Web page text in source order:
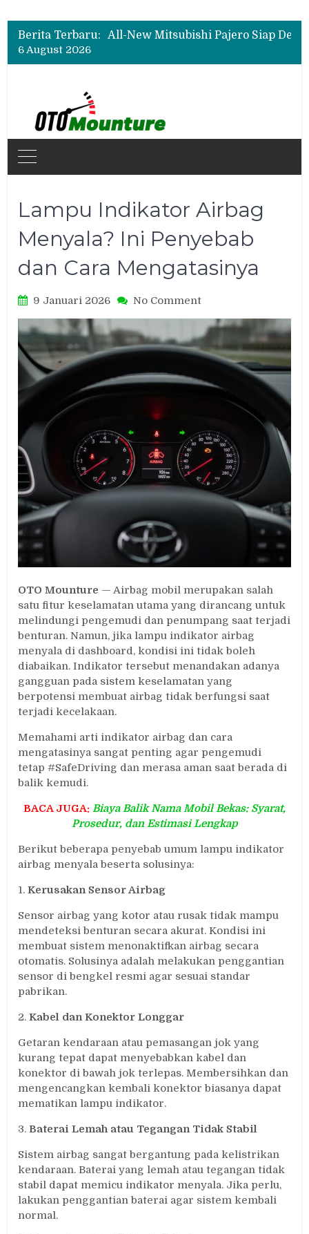
Berita Terbaru:
All-New Mitsubishi Pajero Siap Debut, Usung Kemampuan Off-Road Lebih Tangguh
Wuling Tambah Varian New Cloud EV SE, Harga Mulai Rp299 Juta
6 August 2026
Lampu Indikator Airbag
Menyala? Ini Penyebab
dan Cara Mengatasinya
9 Januari 2026 No Commenton
Indikator
Airbag
Menyala?
Penyebab
Mengatasinya
OTO Mounture — Airbag mobil merupakan salah
satu fitur keselamatan utama yang dirancang untuk
melindungi pengemudi dan penumpang saat terjadi
benturan. Namun, jika lampu indikator airbag
menyala di dashboard, kondisi ini tidak boleh
diabaikan. Indikator tersebut menandakan adanya
gangguan pada sistem keselamatan yang
berpotensi membuat airbag tidak berfungsi saat
terjadi kecelakaan.
Memahami arti indikator airbag dan cara
mengatasinya sangat penting agar pengemudi
tetap #SafeDriving dan merasa aman saat berada di
balik kemudi.
BACA JUGA: Biaya Balik Nama Mobil Bekas: Syarat,
Prosedur, dan Estimasi Lengkap
Berikut beberapa penyebab umum lampu indikator
airbag menyala beserta solusinya:
1.Kerusakan Sensor Airbag
Sensor airbag yang kotor atau rusak tidak mampu
mendeteksi benturan secara akurat. Kondisi ini
membuat sistem menonaktifkan airbag secara
otomatis. Solusinya adalah melakukan penggantian
sensor di bengkel resmi agar sesuai standar
pabrikan.
2.Kabel dan Konektor Longgar
Getaran kendaraan atau pemasangan jok yang
kurang tepat dapat menyebabkan kabel dan
konektor di bawah jok terlepas. Membersihkan dan
mengencangkan kembali konektor biasanya dapat
mematikan lampu indikator.
3.Baterai Lemah atau Tegangan Tidak Stabil
Sistem airbag sangat bergantung pada kelistrikan
kendaraan. Baterai yang lemah atau tegangan tidak
stabil dapat memicu indikator menyala. Jika perlu,
lakukan penggantian baterai agar sistem kembali
normal.